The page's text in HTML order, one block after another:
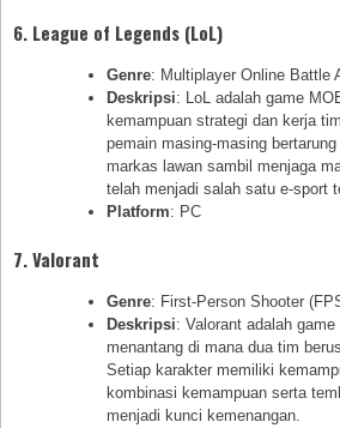
6. League of Legends (LoL)
Genre: Multiplayer Online Battle
Deskripsi: LoL adalah game
kemampuan strategi dan kerja
pemain masing-masing
markas lawan sambil menjaga
telah menjadi salah satu e-sport
Platform: PC
7.Valorant
Genre: First-Person Shooter
Deskripsi: Valorant adalah
menantang di mana dua tim
Setiap karakter memiliki
kombinasi kemampuan serta
menjadi kunci kemenangan.